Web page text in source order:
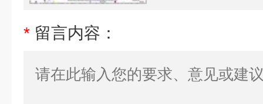
* 留言内容：